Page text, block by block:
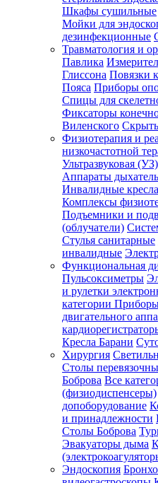
Шкафы сушильные
Мойки для
дезинфекционные
Травматология и
Павлика
Глиссона Повязки
Пояса Приборы
Спицы для
Фиксаторы
Виленского Скрыть
Физиотерапия и
низкочастотной
Ультразвуковая
Аппараты
Инвалидные
Комплексы
Подъемники и
(облучатели)
Стулья санитарные
инвалидные
Функциональная
Пульсоксиметры
и рулетки
категории
двигательного
Кресла Барани
Хирургия
Столы
Боброва Все
(физиодиспенсеры)
допоборудование
и принадлежности
Столы Боброва
Эвакуаторы дыма
Эндоскопия